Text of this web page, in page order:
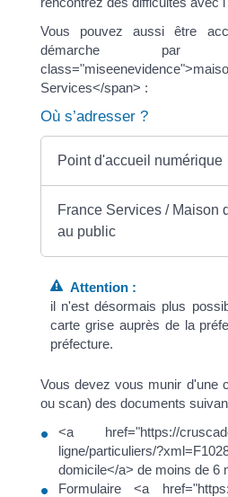
Vous pouvez aussi être
démarche par
Services</span> :
Où s’adresser ?
Point d'accueil numérique
France Services / Maison
au public
Attention :
il n'est désormais plus
carte grise auprès de la
préfecture.
Vous devez vous munir d'une
ou scan) des documents
<a href="https://
ligne/particuliers/
domicile</a> de moins de 6
Formulaire <a